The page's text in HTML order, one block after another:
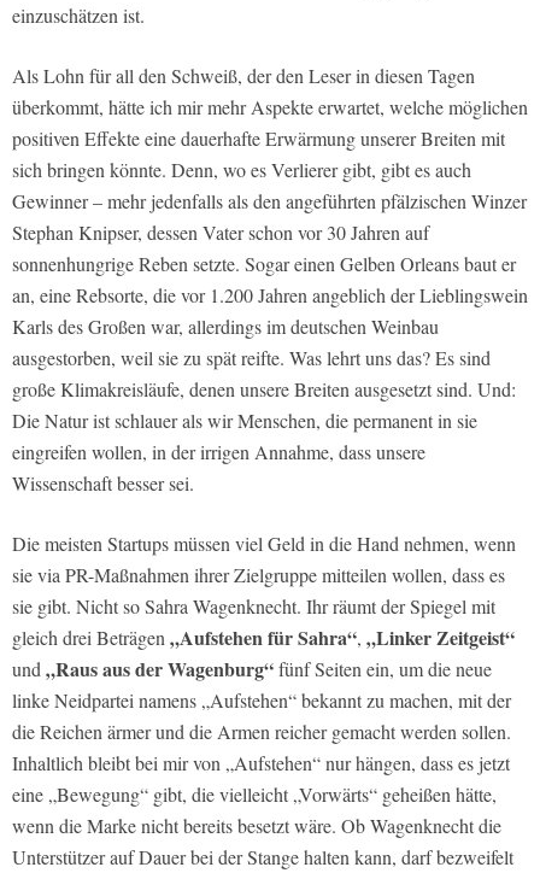
einzuschätzen ist.
Als Lohn für all den Schweiß, der den Leser in diesen Tagen
überkommt, hätte ich mir mehr Aspekte erwartet, welche möglichen
positiven Effekte eine dauerhafte Erwärmung unserer Breiten mit
sich bringen könnte. Denn, wo es Verlierer gibt, gibt es auch
Gewinner – mehr jedenfalls als den angeführten pfälzischen Winzer
Stephan Knipser, dessen Vater schon vor 30 Jahren auf
sonnenhungrige Reben setzte. Sogar einen Gelben Orleans baut er
an, eine Rebsorte, die vor 1.200 Jahren angeblich der Lieblingswein
Karls des Großen war, allerdings im deutschen Weinbau
ausgestorben, weil sie zu spät reifte. Was lehrt uns das? Es sind
große Klimakreisläufe, denen unsere Breiten ausgesetzt sind. Und:
Die Natur ist schlauer als wir Menschen, die permanent in sie
eingreifen wollen, in der irrigen Annahme, dass unsere
Wissenschaft besser sei.
Die meisten Startups müssen viel Geld in die Hand nehmen, wenn
sie via PR-Maßnahmen ihrer Zielgruppe mitteilen wollen, dass es
sie gibt. Nicht so Sahra Wagenknecht. Ihr räumt der Spiegel mit
gleich drei Beträgen „Aufstehen für Sahra“, „Linker Zeitgeist“
und „Raus aus der Wagenburg“fünf Seiten ein, um die neue
linke Neidpartei namens „Aufstehen“ bekannt zu machen, mit der
die Reichen ärmer und die Armen reicher gemacht werden sollen.
Inhaltlich bleibt bei mir von „Aufstehen“ nur hängen, dass es jetzt
eine „Bewegung“ gibt, die vielleicht „Vorwärts“ geheißen hätte,
wenn die Marke nicht bereits besetzt wäre. Ob Wagenknecht die
Unterstützer auf Dauer bei der Stange halten kann, darf bezweifelt